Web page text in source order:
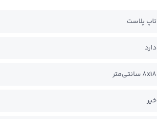
تاپ پلاست
دارد
8x18 سانتی‌متر
خیر